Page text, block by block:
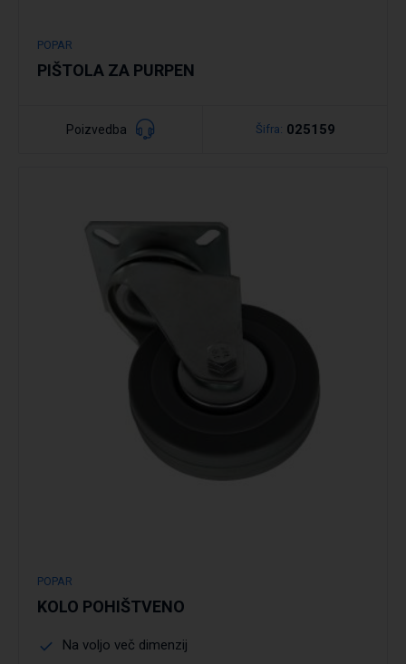
Podrobno
POPAR
PIŠTOLA ZA PURPEN
Poizvedba Šifra: 025159
POPAR
KOLO POHIŠTVENO
Na voljo več dimenzij